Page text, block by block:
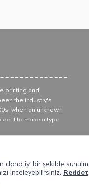
printing and
the industry's
when an unknown
it to make a type
daha iyi bir şekilde
inceleyebilirsiniz. Reddet